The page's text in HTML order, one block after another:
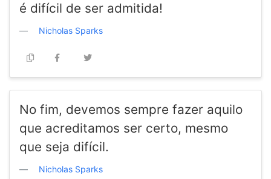
é difícil de ser admitida!
Nicholas Sparks
No fim, devemos sempre fazer aquilo
que acreditamos ser certo, mesmo
que seja difícil.
Nicholas Sparks